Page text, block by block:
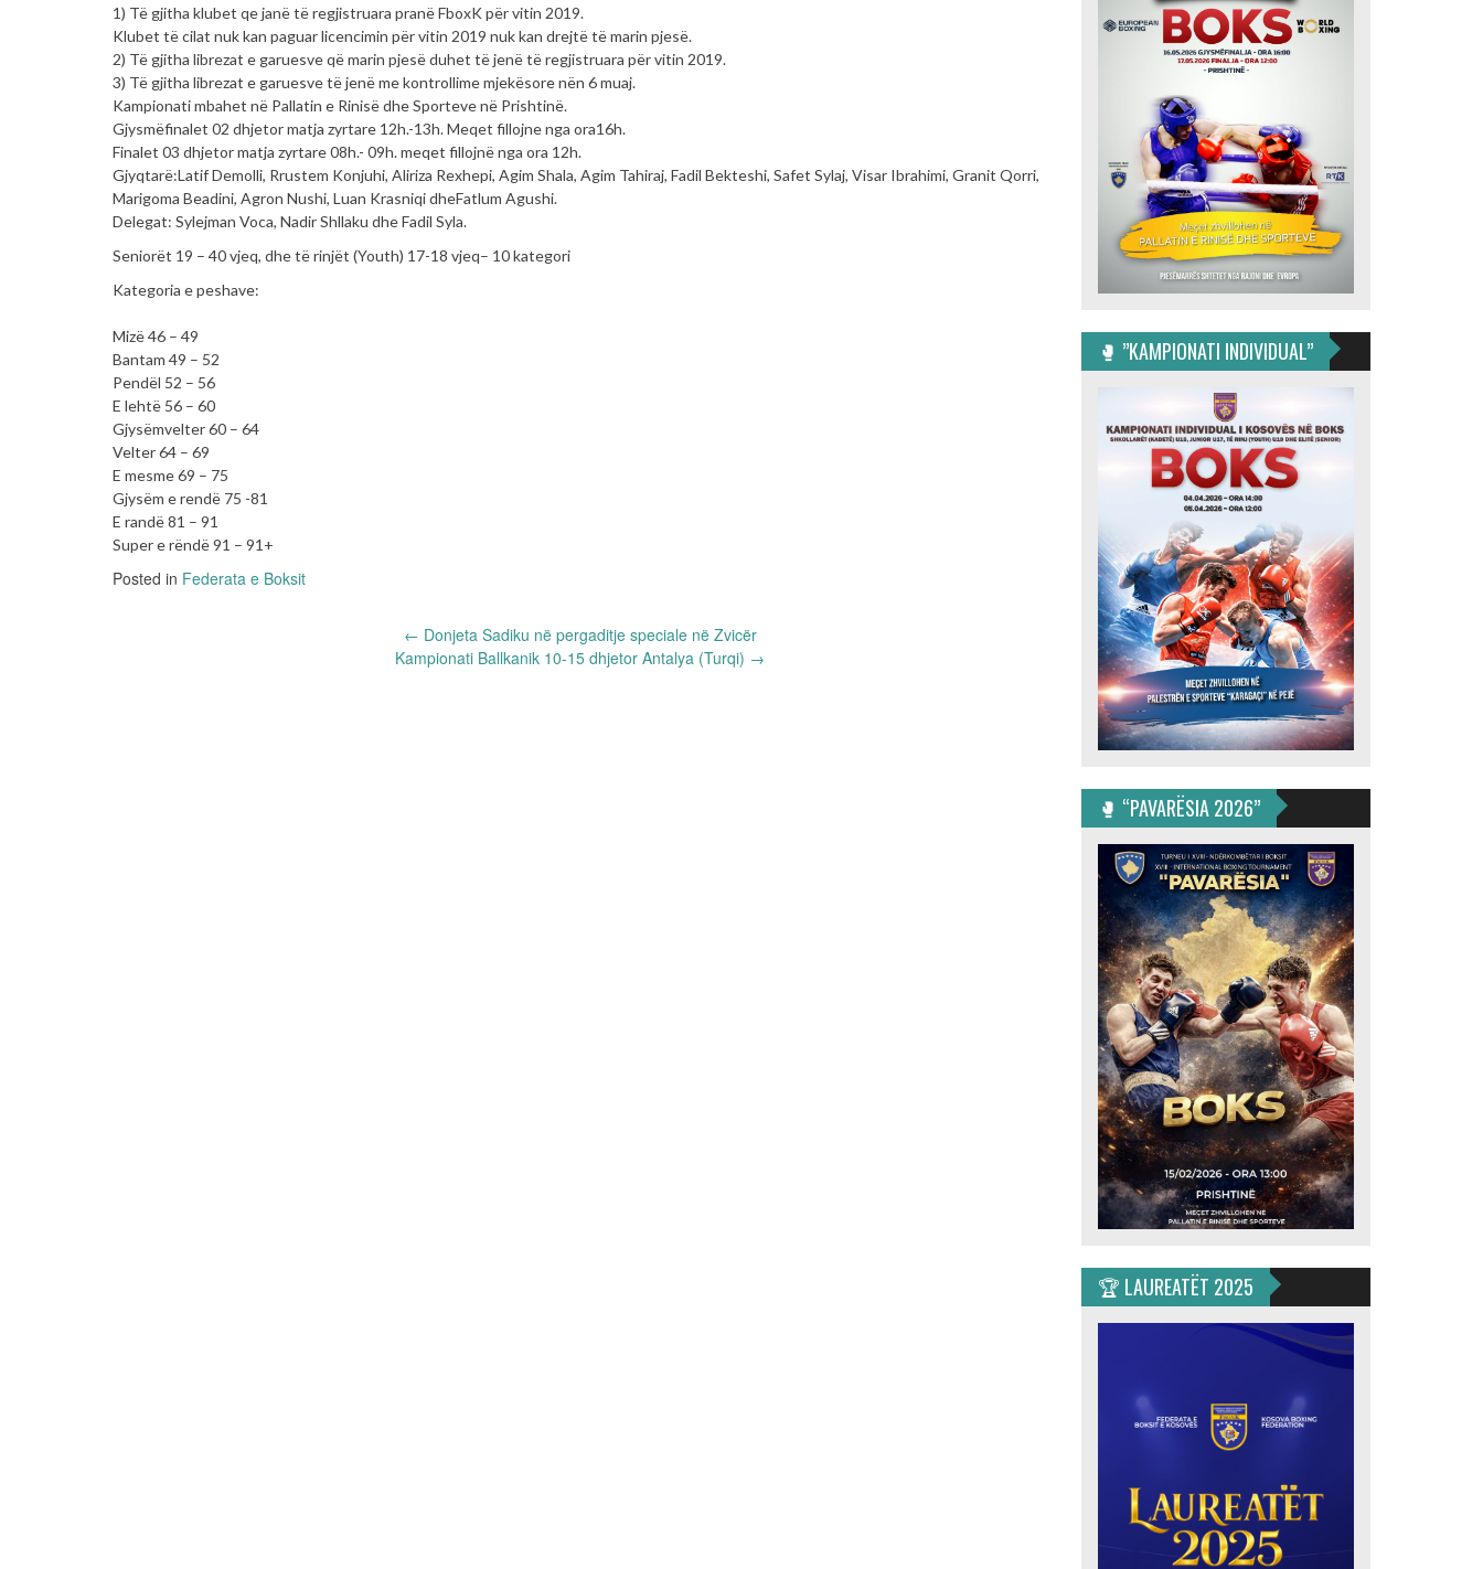
1) Të gjitha klubet qe janë të regjistruara pranë FboxK për vitin 2019.
Klubet të cilat nuk kan paguar licencimin për vitin 2019 nuk kan drejtë të marin pjesë.
2) Të gjitha librezat e garuesve që marin pjesë duhet të jenë të regjistruara për vitin 2019.
3) Të gjitha librezat e garuesve të jenë me kontrollime mjekësore nën 6 muaj.
Kampionati mbahet në Pallatin e Rinisë dhe Sporteve në Prishtinë.
Gjysmëfinalet 02 dhjetor matja zyrtare 12h.-13h. Meqet fillojne nga ora16h.
Finalet 03 dhjetor matja zyrtare 08h.- 09h. meqet fillojnë nga ora 12h.
Gjyqtarë:Latif Demolli, Rrustem Konjuhi, Aliriza Rexhepi, Agim Shala, Agim Tahiraj, Fadil Bekteshi, Safet Sylaj, Visar Ibrahimi, Granit Qorri,
Marigoma Beadini, Agron Nushi, Luan Krasniqi dheFatlum Agushi.
Delegat: Sylejman Voca, Nadir Shllaku dhe Fadil Syla.
Seniorët 19 – 40 vjeq, dhe të rinjët (Youth) 17-18 vjeq– 10 kategori
Kategoria e peshave:
Mizë 46 – 49
Bantam 49 – 52
Pendël 52 – 56
E lehtë 56 – 60
Gjysëmvelter 60 – 64
Velter 64 – 69
E mesme 69 – 75
Gjysëm e rendë 75 -81
E randë 81 – 91
Super e rëndë 91 – 91+
Posted in Federata e Boksit
← Donjeta Sadiku në pergaditje speciale në Zvicër
Kampionati Ballkanik 10-15 dhjetor Antalya (Turqi) →
🥊 ”KAMPIONATI INDIVIDUAL”
🥊 “PAVARËSIA 2026”
🏆 LAUREATËT 2025